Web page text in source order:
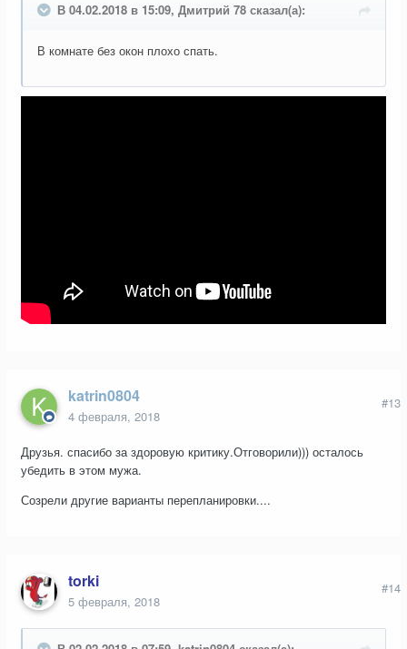
В 04.02.2018 в 15:09, Дмитрий 78 сказал(а):
В комнате без окон плохо спать.
katrin0804
4 февраля, 2018
#13
Друзья. спасибо за здоровую критику.Отговорили))) осталось
убедить в этом мужа.
Созрели другие варианты перепланировки....
torki
5 февраля, 2018
#14